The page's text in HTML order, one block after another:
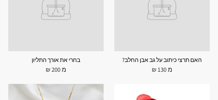
האם תרצי כיתוב על גב אבן החלב?
מ 130 ₪
בחרי את אורך התליון
מ 200 ₪